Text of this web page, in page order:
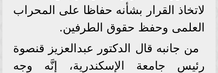
لاتخاذ القرار بشأنه حفاظا على المحراب
العلمى وحفظ حقوق الطرفين.
من جانبه قال الدكتور عبدالعزيز قنصوة
رئيس جامعة الإسكندرية، إنَّه وجه